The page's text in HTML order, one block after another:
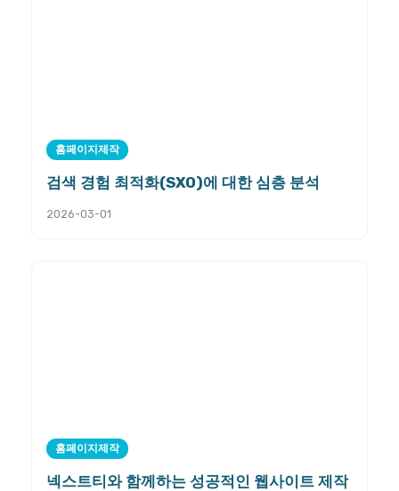
홈페이지제작
검색 경험 최적화(SXO)에 대한 심층 분석
2026-03-01
홈페이지제작
넥스트티와 함께하는 성공적인 웹사이트 제작